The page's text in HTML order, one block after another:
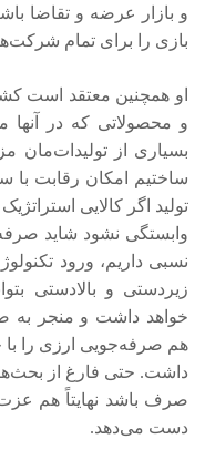
و بازار عرضه و تقاضا
بازی را برای تمام
او همچنین معتقد است
و محصولاتی که در آنها
بسیاری از تولیدات‌مان
ساختیم امکان رقابت با
تولید اگر کالایی
وابستگی نشود شاید
نسبی داریم، ورود
زیردستی و بالادستی
خواهد داشت و منجر به
هم صرفه‌جویی ارزی را
داشت. حتی فارغ از
صرف باشد نهایتاً هم
دست می‌دهد.